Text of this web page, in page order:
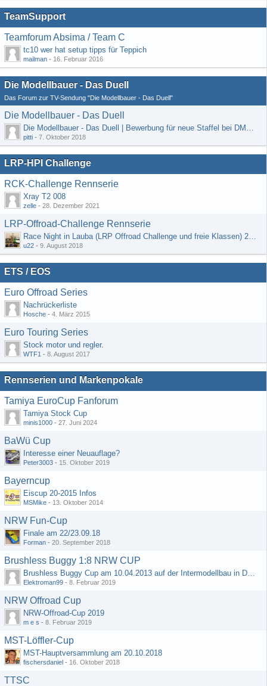
TeamSupport
Teamforum Absima / Team C
tc10 wer hat setup tipps für Teppich
mailman - 16. Februar 2016
Die Modellbauer - Das Duell
Das Forum zur TV-Sendung "Die Modellbauer - Das Duell"
Die Modellbauer - Das Duell
Die Modellbauer - Das Duell | Bewerbung für neue Staffel bei DMAX *Werbung*
pitti - 7. Oktober 2018
LRP-HPI Challenge
RCK-Challenge Rennserie
Xray T2 008
zelle - 28. Dezember 2021
LRP-Offroad-Challenge Rennserie
Race Night in Lauba (LRP Offroad Challenge und freie Klassen) 25/26.08
u22 - 9. August 2018
ETS / EOS
Euro Offroad Series
Nachrückerliste
Hosche - 4. März 2015
Euro Touring Series
Stock motor und regler.
WTF1 - 8. August 2017
Rennserien und Markenpokale
Tamiya EuroCup Fanforum
Tamiya Stock Cup
minis1000 - 27. Juni 2024
BaWü Cup
Interesse einer Neuauflage?
Peter3003 - 15. Oktober 2019
Bayerncup
Eiscup 20-2015 Infos
MSMike - 13. Oktober 2014
NRW Fun-Cup
Finale am 22/23.09.18
Forman - 20. September 2018
Brushless Buggy 1:8 NRW CUP
Brushless Buggy Cup am 10.04.2013 auf der Intermodellbau in Dortmund
Elektroman99 - 8. Februar 2019
NRW Offroad Cup
NRW-Offroad-Cup 2019
m e s - 8. Februar 2019
MST-Löffler-Cup
MST-Hauptversammlung am 20.10.2018
fischersdaniel - 16. Oktober 2018
TTSC